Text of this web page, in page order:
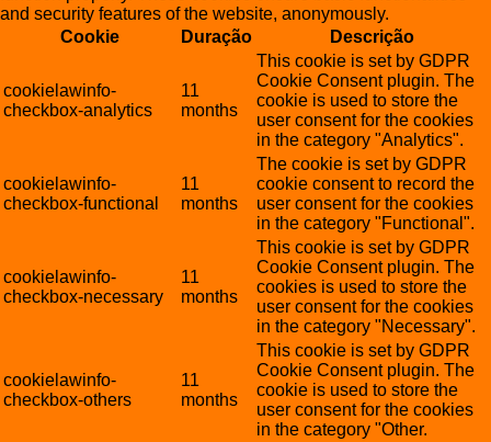
and security features of the website, anonymously.
Cookie
Duração Descrição
cookielawinfo-
checkbox-analytics
11
months
This cookie is set by GDPR
Cookie Consent plugin. The
cookie is used to store the
user consent for the cookies
in the category "Analytics".
cookielawinfo-
checkbox-functional
11
months
The cookie is set by GDPR
cookie consent to record the
user consent for the cookies
in the category "Functional".
cookielawinfo-
checkbox-necessary
11
months
This cookie is set by GDPR
Cookie Consent plugin. The
cookies is used to store the
user consent for the cookies
in the category "Necessary".
cookielawinfo-
checkbox-others
11
months
This cookie is set by GDPR
Cookie Consent plugin. The
cookie is used to store the
user consent for the cookies
in the category "Other.